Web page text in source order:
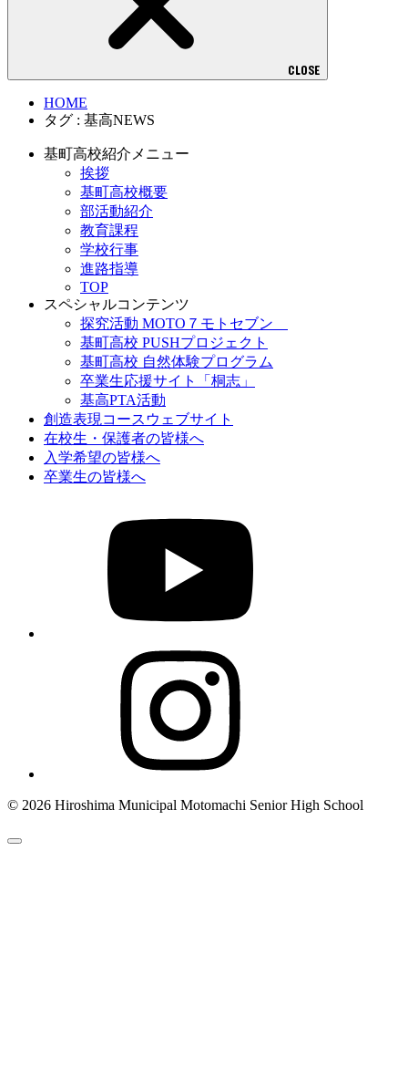
CLOSE
HOME
タグ : 基高NEWS
基町高校紹介メニュー
挨拶
基町高校概要
部活動紹介
教育課程
学校行事
進路指導
TOP
スペシャルコンテンツ
探究活動 MOTO７モトセブン
基町高校 PUSHプロジェクト
基町高校 自然体験プログラム
卒業生応援サイト「桐志」
基高PTA活動
創造表現コースウェブサイト
在校生・保護者の皆様へ
入学希望の皆様へ
卒業生の皆様へ
© 2026 Hiroshima Municipal Motomachi Senior High School